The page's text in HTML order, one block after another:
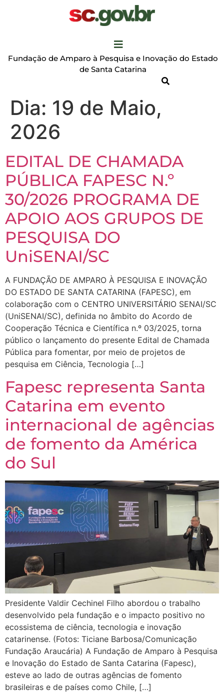
Fundação de Amparo à Pesquisa e Inovação do Estado
de Santa Catarina
Dia: 19 de Maio,
2026
EDITAL DE CHAMADA
PÚBLICA FAPESC N.º
30/2026 PROGRAMA DE
APOIO AOS GRUPOS DE
PESQUISA DO
UniSENAI/SC
A FUNDAÇÃO DE AMPARO À PESQUISA E INOVAÇÃO
DO ESTADO DE SANTA CATARINA (FAPESC), em
colaboração com o CENTRO UNIVERSITÁRIO SENAI/SC
(UniSENAI/SC), definida no âmbito do Acordo de
Cooperação Técnica e Científica n.º 03/2025, torna
público o lançamento do presente Edital de Chamada
Pública para fomentar, por meio de projetos de
pesquisa em Ciência, Tecnologia […]
Fapesc representa Santa
Catarina em evento
internacional de agências
de fomento da América
do Sul
Presidente Valdir Cechinel Filho abordou o trabalho
desenvolvido pela fundação e o impacto positivo no
ecossistema de ciência, tecnologia e inovação
catarinense. (Fotos: Ticiane Barbosa/Comunicação
Fundação Araucária) A Fundação de Amparo à Pesquisa
e Inovação do Estado de Santa Catarina (Fapesc),
esteve ao lado de outras agências de fomento
brasileiras e de países como Chile, […]